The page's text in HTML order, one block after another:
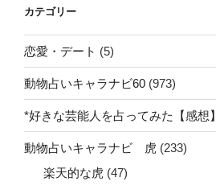
カテゴリー
恋愛・デート (5)
動物占いキャラナビ60 (973)
*好きな芸能人を占ってみた【感想】
動物占いキャラナビ 虎 (233)
楽天的な虎 (47)